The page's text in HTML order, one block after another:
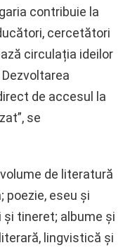
contribuie la
cercetători
circulația ideilor
de accesul la
se
de literatură
poezie, eseu și
tineret; albume și
lingvistică și